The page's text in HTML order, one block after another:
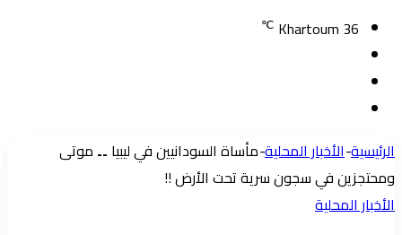
Khartoum 36
℃
جانبيالرئيسية-الأخبار المحلية-مأساة السودانيين في ليبيا ۔۔ موتى
ومحتجزين في سجون سرية تحت الأرض !!
الأخبار المحلية